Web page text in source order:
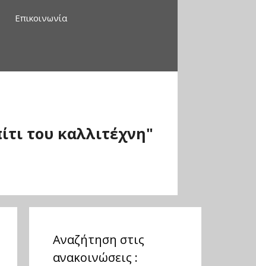
Επικοινωνία
του καλλιτέχνη"
Αναζήτηση στις
ανακοινώσεις :